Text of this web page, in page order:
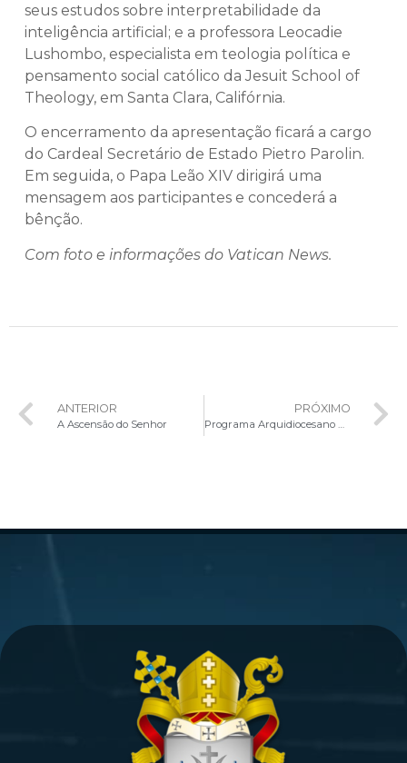
seus estudos sobre interpretabilidade da
inteligência artificial; e a professora Leocadie
Lushombo, especialista em teologia política e
pensamento social católico da Jesuit School of
Theology, em Santa Clara, Califórnia.
O encerramento da apresentação ficará a cargo
do Cardeal Secretário de Estado Pietro Parolin.
Em seguida, o Papa Leão XIV dirigirá uma
mensagem aos participantes e concederá a
bênção.
Com foto e informações do Vatican News.
ANTERIOR
A Ascensão do Senhor
PRÓXIMO
Programa Arquidiocesano Não Temas, Maria! promove capacitação de novos membros